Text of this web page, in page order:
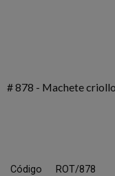
# 878 - Machete
Código ROT/878